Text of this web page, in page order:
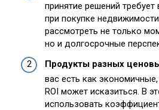
принятие решений
при покупке
рассмотреть не только
но и долгосрочные
Продукты разных
вас есть как
ROI может исказиться. В
использовать